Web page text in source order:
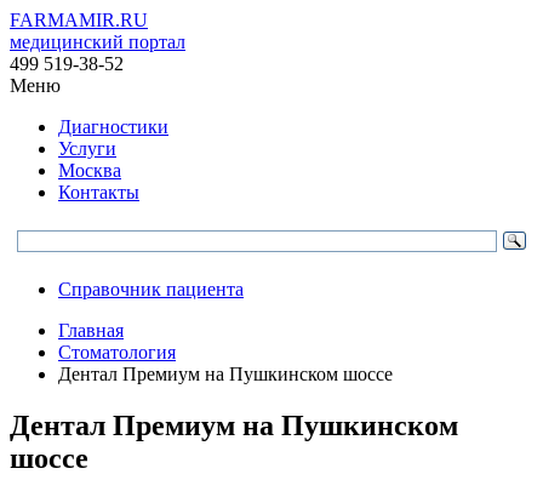
FARMAMIR.RU
медицинский портал
499 519-38-52
Меню
Диагностики
Услуги
Москва
Контакты
Справочник пациента
Главная
Стоматология
Дентал Премиум на Пушкинском шоссе
Дентал Премиум на Пушкинском
шоссе